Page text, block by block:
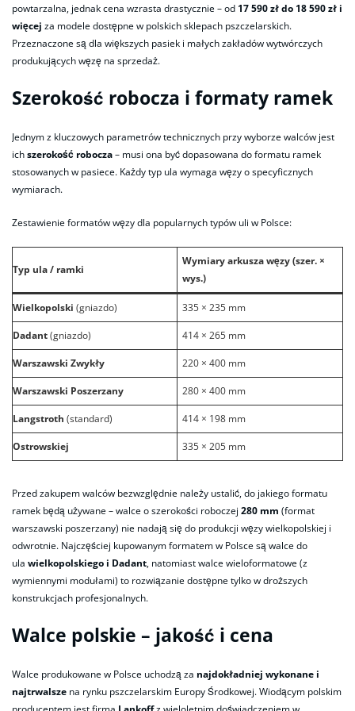
powtarzalna, jednak cena wzrasta drastycznie – od 17 590 zł do 18 590 zł i
więcej za modele dostępne w polskich sklepach pszczelarskich.
Przeznaczone są dla większych pasiek i małych zakładów wytwórczych
produkujących węzę na sprzedaż.
Szerokość robocza i formaty ramek
Jednym z kluczowych parametrów technicznych przy wyborze walców jest
ichszerokość robocza– musi ona być dopasowana do formatu ramek
stosowanych w pasiece. Każdy typ ula wymaga węzy o specyficznych
wymiarach.
Zestawienie formatów węzy dla popularnych typów uli w Polsce:
Typ ula / ramki
Wymiary arkusza węzy (szer. ×
wys.)
Wielkopolski (gniazdo) 335 × 235 mm
Dadant(gniazdo) 414 × 265 mm
Warszawski Zwykły 220 × 400 mm
Warszawski Poszerzany 280 × 400 mm
Langstroth (standard) 414 × 198 mm
Ostrowskiej 335 × 205 mm
​Przed zakupem walców bezwzględnie należy ustalić, do jakiego formatu
ramek będą używane – walce o szerokości roboczej 280 mm (format
warszawski poszerzany) nie nadają się do produkcji węzy wielkopolskiej i
odwrotnie. Najczęściej kupowanym formatem w Polsce są walce do
ula wielkopolskiego i Dadant, natomiast walce wieloformatowe (z
wymiennymi modułami) to rozwiązanie dostępne tylko w droższych
konstrukcjach profesjonalnych.
Walce polskie – jakość i cena
Walce produkowane w Polsce uchodzą za najdokładniej wykonane i
najtrwalsze na rynku pszczelarskim Europy Środkowej. Wiodącym polskim